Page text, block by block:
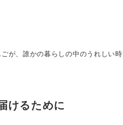
が、誰かの暮らしの中のうれしい
けるために